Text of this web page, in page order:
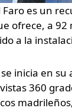
es un
ofrece, a
a la
inicia en
360